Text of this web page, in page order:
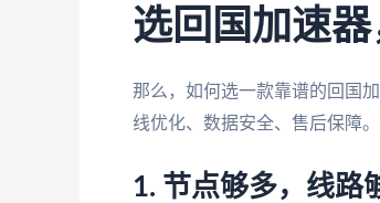
选回国加速
那么，如何选一款靠谱的回国
线优化、数据安全、售后保障
1. 节点够多，线路